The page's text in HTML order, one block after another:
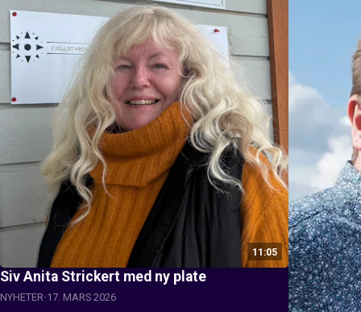
11:05
Siv Anita Strickert med ny plate
NYHETER 17. MARS 2026